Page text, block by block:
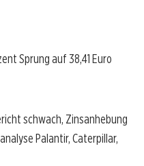
Sprung auf 38,41 Euro
schwach, Zinsanhebung
Palantir, Caterpillar,